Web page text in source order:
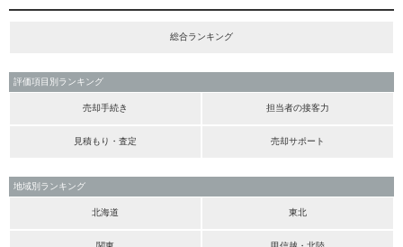
総合ランキング
評価項目別ランキング
売却手続き 担当者の接客力
見積もり・査定 売却サポート
地域別ランキング
北海道 東北